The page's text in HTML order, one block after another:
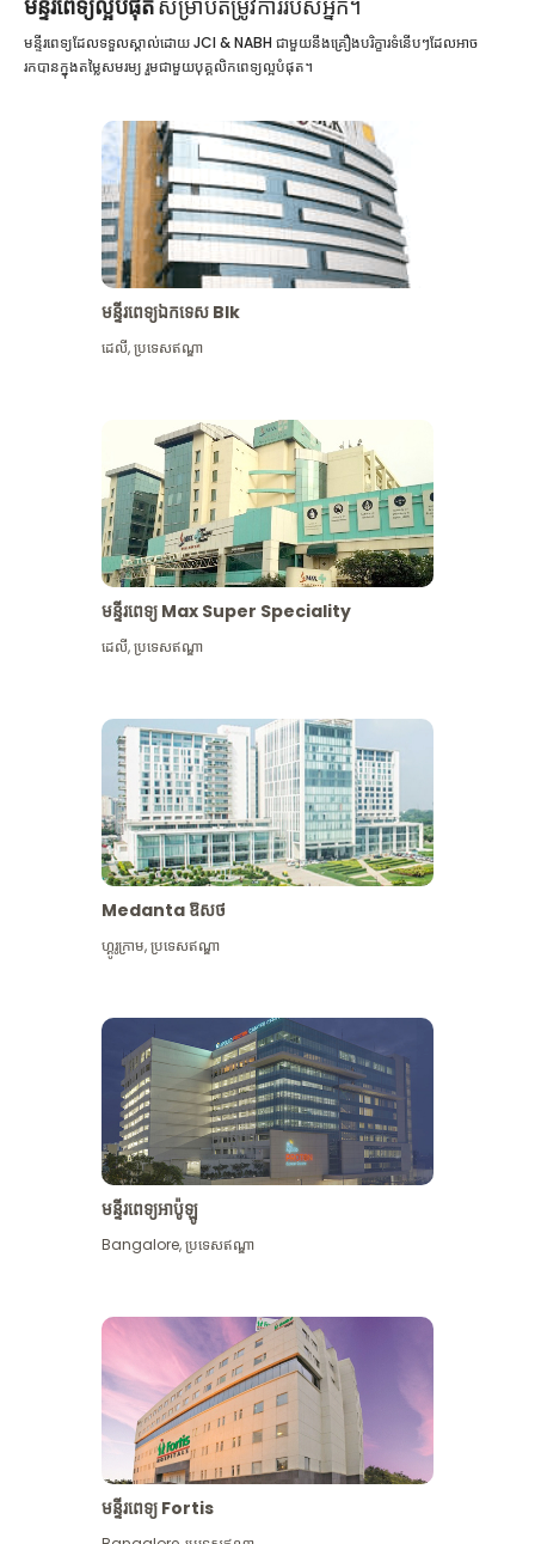
មន្ទីរពេទ្យល្អបំផុតសម្រាប់តម្រូវការរបស់អ្នក។
មើល​ច្រើន​ទៀត
មន្ទីរពេទ្យដែលទទួលស្គាល់ដោយ JCI & NABH ជាមួយនឹងគ្រឿងបរិក្ខារទំនើបៗដែលអាច
រកបានក្នុងតម្លៃសមរម្យ រួមជាមួយបុគ្គលិកពេទ្យល្អបំផុត។
មន្ទីរពេទ្យឯកទេស Blk
ដេលី,ប្រទេសឥណ្ឌា
មន្ទីរពេទ្យ Max Super Speciality
ដេលី,ប្រទេសឥណ្ឌា
Medanta ឱសថ
ហ្គូរូក្រាម,ប្រទេសឥណ្ឌា
មន្ទីរពេទ្យអាប៉ូឡូ
Bangalore,ប្រទេសឥណ្ឌា
មន្ទីរពេទ្យ Fortis